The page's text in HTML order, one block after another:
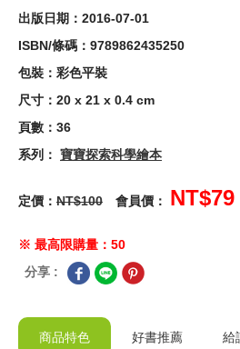
出版日期：2016-07-01
ISBN/條碼：9789862435250
包裝：彩色平裝
尺寸：20 x 21 x 0.4 cm
頁數：36
系列： 寶寶探索科學繪本
定價： NT$100 會員價： NT$79
※ 最高限購量：50
分享 :
商品特色 好書推薦 給